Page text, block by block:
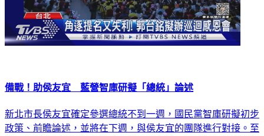
備戰！助侯友宜 藍營智庫研擬「總統」論述
新北市長侯友宜確定參選總統不到一週，國民黨智庫研擬初步
政策、前瞻論述，並將在下週，與侯友宜的團隊進行對接。至